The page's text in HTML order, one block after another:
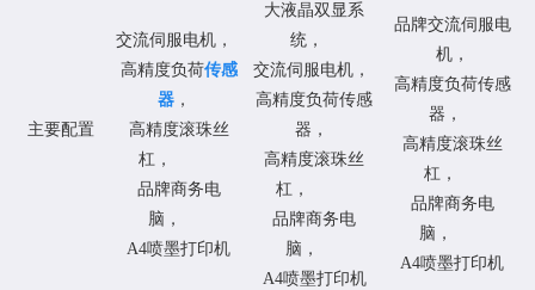
主要配置
交流伺服电机，
高精度负荷传感
器，
高精度滚珠丝
杠，
品牌商务电
脑，
A4喷墨打印机
大液晶双显系
统，
交流伺服电机，
高精度负荷传感
器，
高精度滚珠丝
杠，
品牌商务电
脑，
A4喷墨打印机
品牌交流伺服电
机，
高精度负荷传感
器，
高精度滚珠丝
杠，
品牌商务电
脑，
A4喷墨打印机